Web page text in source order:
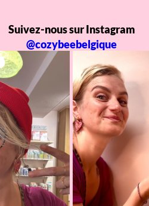
Suivez-nous sur Instagram
@cozybeebelgique